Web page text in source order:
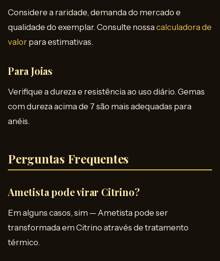
Considere a raridade, demanda do mercado e
qualidade do exemplar. Consulte nossa calculadora de
valor para estimativas.
Para Joias
Verifique a dureza e resistência ao uso diário. Gemas
com dureza acima de 7 são mais adequadas para
anéis.
Perguntas Frequentes
Ametista pode virar Citrino?
Em alguns casos, sim — Ametista pode ser
transformada em Citrino através de tratamento
térmico.